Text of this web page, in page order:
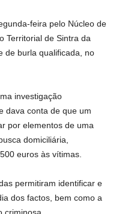
feira pelo Núcleo de
Territorial de Sintra da
de burla qualificada, no
investigação
dava conta de que um
por elementos de uma
domiciliária,
euros às vítimas.
permitiram identificar e
dos factos, bem como a